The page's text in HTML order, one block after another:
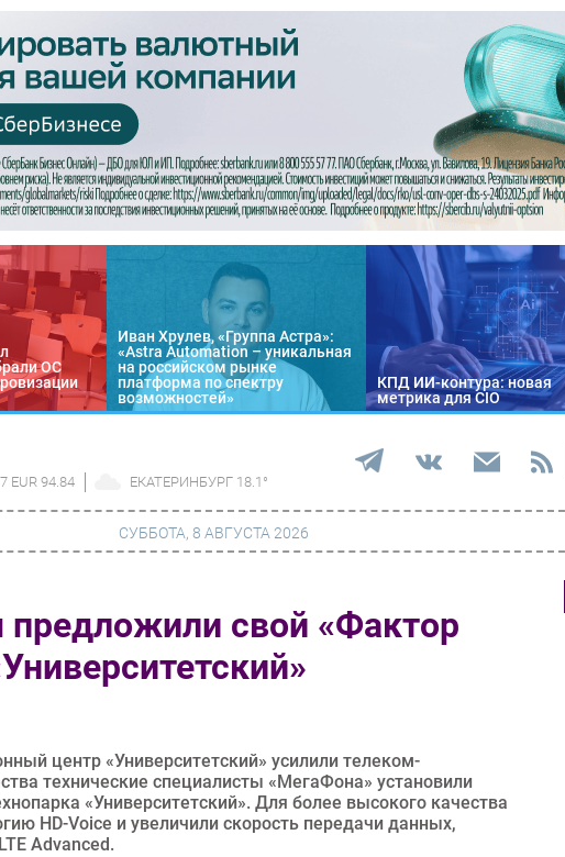
ОС
Иван Хрулев, «Группа Астра»:
«Astra Automation – уникальная
на российском рынке
платформа по спектру
возможностей»
КПД ИИ-контура: новая
метрика для CIO
EUR 94.84 ЕКАТЕРИНБУРГ 18.1 °
Финансы
Web
Инновации
CIO/Управление ИТ
Гаджеты
СУББОТА, 8 АВГУСТА 2026
свой «Фактор
центр «Университетский» усилили телеком-
технические специалисты «МегаФона» установили
«Университетский». Для более высокого качества
HD-Voice и увеличили скорость передачи данных,
Advanced.